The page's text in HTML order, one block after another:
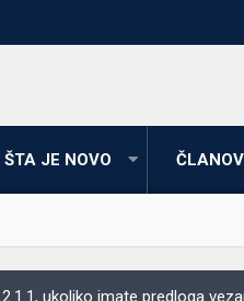
ŠTA JE NOVO
ukoliko imate predloga